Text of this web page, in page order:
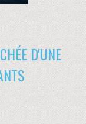
D'UNE